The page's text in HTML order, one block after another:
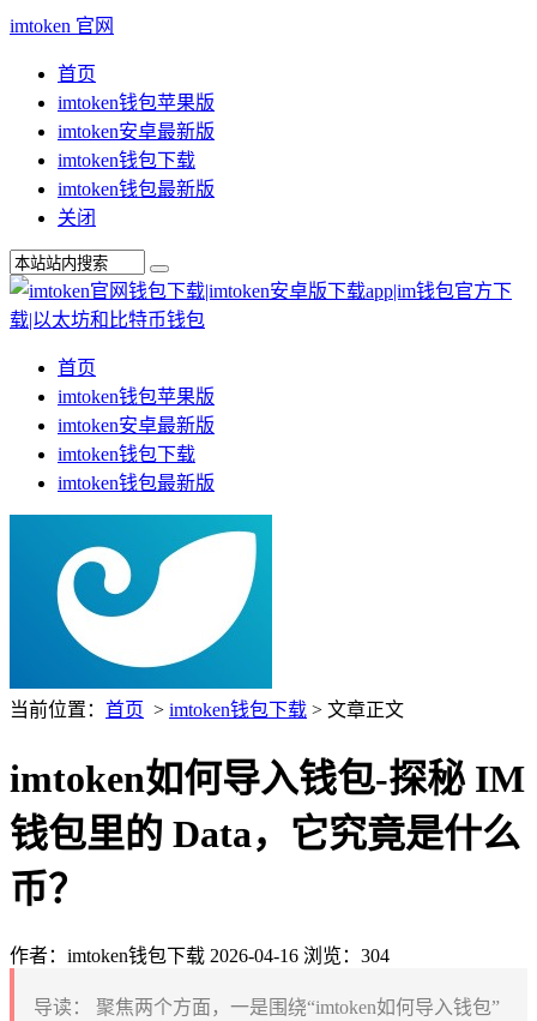
imtoken 官网
首页
imtoken钱包苹果版
imtoken安卓最新版
imtoken钱包下载
imtoken钱包最新版
关闭
首页
imtoken钱包苹果版
imtoken安卓最新版
imtoken钱包下载
imtoken钱包最新版
当前位置： 首页 > imtoken钱包下载 > 文章正文
imtoken如何导入钱包-探秘 IM
钱包里的 Data，它究竟是什么
币？
作者：imtoken钱包下载 2026-04-16 浏览：304
导读：
聚焦两个方面，一是围绕“imtoken如何导入钱包”